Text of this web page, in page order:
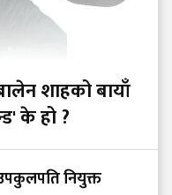
बालेन शाहको बायाँ
के हो ?
उपकुलपति नियुक्त